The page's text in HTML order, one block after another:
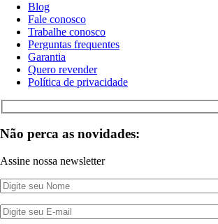
Blog
Fale conosco
Trabalhe conosco
Perguntas frequentes
Garantia
Quero revender
Política de privacidade
Não perca as novidades:
Assine nossa newsletter